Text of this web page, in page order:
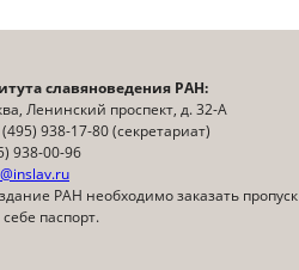
славяноведения РАН:
Ленинский проспект, д. 32-А
938-17-80 (секретариат)
938-00-96
РАН необходимо заказать пропуск
паспорт.